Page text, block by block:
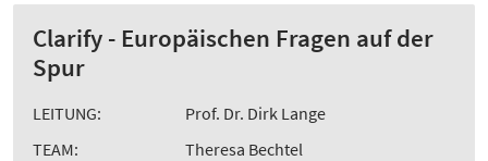
Clarify - Europäischen Fragen auf der
Spur
LEITUNG:
Prof. Dr. Dirk Lange
TEAM:
Theresa Bechtel